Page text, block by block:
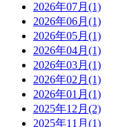
2026年07月(1)
2026年06月(1)
2026年05月(1)
2026年04月(1)
2026年03月(1)
2026年02月(1)
2026年01月(1)
2025年12月(2)
2025年11月(1)